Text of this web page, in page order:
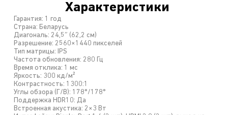
Характеристики
Гарантия: 1 год
Страна: Беларусь
Диагональ: 24,5″ (62,2 см)
Разрешение: 2560×1440 пикселей
Тип матрицы: IPS
Частота обновления: 280 Гц
Время отклика: 1 мс
Яркость: 300 кд/м²
Контрастность: 1300:1
Углы обзора (Г/В): 178°/178°
Поддержка HDR10: Да
Встроенная акустика: 2×3 Вт